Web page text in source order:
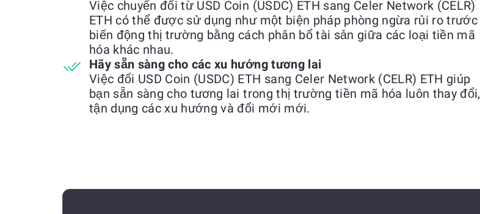
Việc chuyển đổi từ USD Coin (USDC) ETH sang Celer Network (CELR)
ETH có thể được sử dụng như một biện pháp phòng ngừa rủi ro trước
biến động thị trường bằng cách phân bổ tài sản giữa các loại tiền mã
hóa khác nhau.
Hãy sẵn sàng cho các xu hướng tương lai
Việc đổi USD Coin (USDC) ETH sang Celer Network (CELR) ETH giúp
bạn sẵn sàng cho tương lai trong thị trường tiền mã hóa luôn thay đổi,
tận dụng các xu hướng và đổi mới mới.